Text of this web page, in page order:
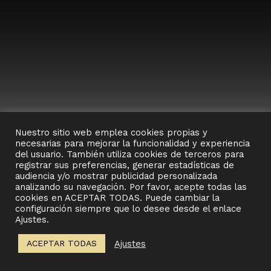
PROFESIONALES EN MADERA
CUIDAMOS LOS PROYECTOS HASTA EL MÁS
MÍNIMO DETALLE, SIEMPRE APLICANDO
NUESTRO SABER HACER, CONOCIMIENTO Y
EXPERIENCIA PARA CONVERTIRLO EN ALGO
ÚNICO.
Nuestro sitio web emplea cookies propias y
necesarias para mejorar la funcionalidad y experiencia
del usuario. También utiliza cookies de terceros para
registrar sus preferencias, generar estadísticas de
audiencia y/o mostrar publicidad personalizada
analizando su navegación. Por favor, acepte todas las
cookies en ACEPTAR TODAS. Puede cambiar la
configuración siempre que lo desee desde el enlace
Ajustes.
ACEPTAR TODAS Ajustes